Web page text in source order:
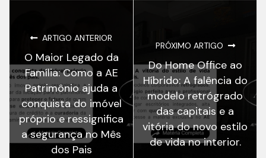
ARTIGO ANTERIOR
O Maior Legado da
Família: Como a AE
Patrimônio ajuda a
conquista do imóvel
próprio e ressignifica
a segurança no Mês
dos Pais
PRÓXIMO ARTIGO
Do Home Office ao
Híbrido: A falência do
modelo retrógrado
das capitais e a
vitória do novo estilo
de vida no interior.